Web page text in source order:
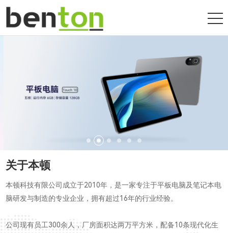
关于本顿
本顿科技有限公司成立于2010年，是一家专注于平板电脑及笔记本电
脑研发与制造的专业企业，拥有超过16年的行业经验。
公司现有员工300余人，厂房面积达两万平方米，配备10条现代化生